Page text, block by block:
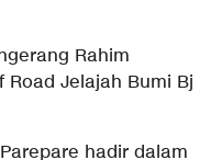
Rahim
Jelajah Bumi Bj
hadir dalam